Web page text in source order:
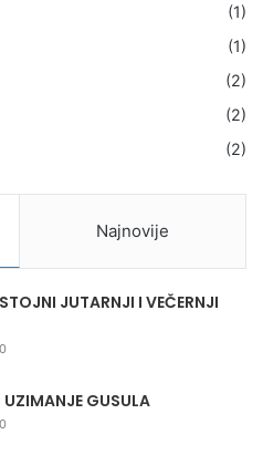
(1)
(1)
(2)
(2)
(2)
Najnovije
JUTARNJI I VEČERNJI
UZIMANJE GUSULA